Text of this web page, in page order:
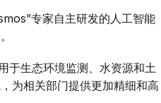
专家自主研发的人工智能
于生态环境监测、水资源和土
为相关部门提供更加精细和高